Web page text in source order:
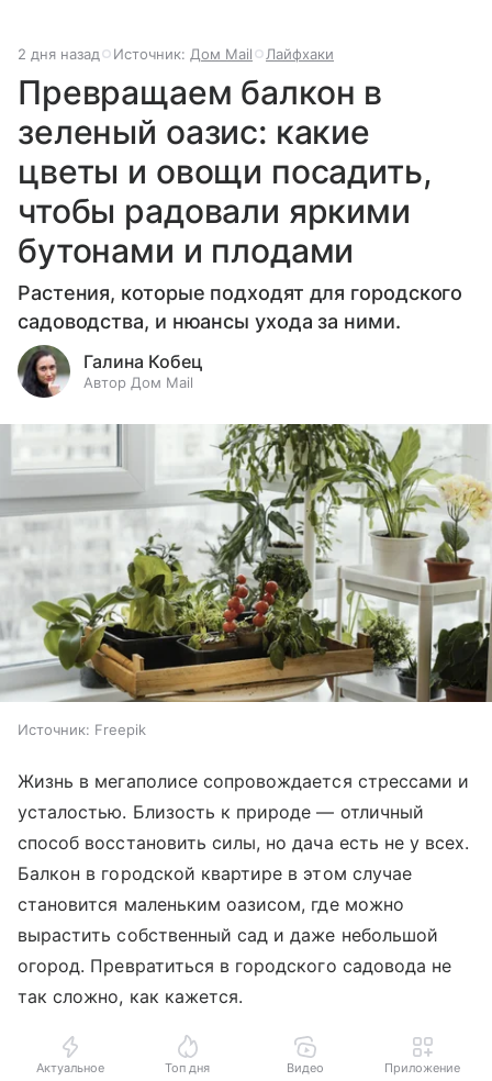
2 дня назад Источник: Дом Mail Лайфхаки
Превращаем балкон в
зеленый оазис: какие
цветы и овощи посадить,
чтобы радовали яркими
бутонами и плодами
Растения, которые подходят для городского
садоводства, и нюансы ухода за ними.
Галина Кобец
Автор Дом Mail
Источник: Freepik
Жизнь в мегаполисе сопровождается стрессами и
усталостью. Близость к природе — отличный
способ восстановить силы, но дача есть не у всех.
Балкон в городской квартире в этом случае
становится маленьким оазисом, где можно
вырастить собственный сад и даже небольшой
огород. Превратиться в городского садовода не
так сложно, как кажется.
Актуальное Топ дня Видео Приложение